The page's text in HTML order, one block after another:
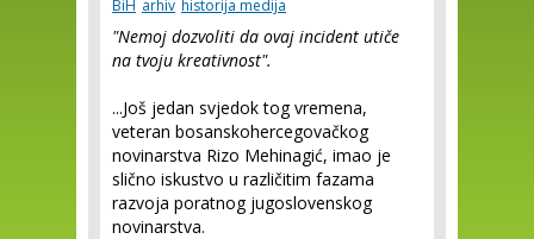
BiH arhiv historija medija
"Nemoj dozvoliti da ovaj incident utiče
na tvoju kreativnost".
...Još jedan svjedok tog vremena,
veteran bosanskohercegovačkog
novinarstva Rizo Mehinagić, imao je
slično iskustvo u različitim fazama
razvoja poratnog jugoslovenskog
novinarstva.